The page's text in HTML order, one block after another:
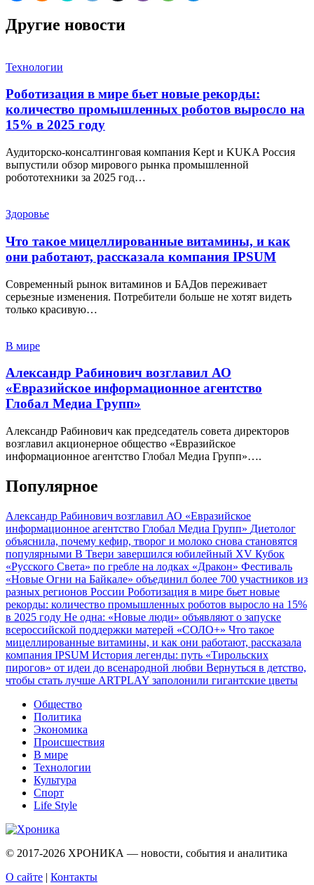
Другие новости
Технологии
Роботизация в мире бьет новые рекорды:
количество промышленных роботов выросло на
15% в 2025 году
Аудиторско-консалтинговая компания Kept и KUKA Россия
выпустили обзор мирового рынка промышленной
робототехники за 2025 год…
Здоровье
Что такое мицеллированные витамины, и как
они работают, рассказала компания IPSUM
Современный рынок витаминов и БАДов переживает
серьезные изменения. Потребители больше не хотят видеть
только красивую…
В мире
Александр Рабинович возглавил АО
«Евразийское информационное агентство
Глобал Медиа Групп»
Александр Рабинович как председатель совета директоров
возглавил акционерное общество «Евразийское
информационное агентство Глобал Медиа Групп»….
Популярное
Александр Рабинович возглавил АО «Евразийское
информационное агентство Глобал Медиа Групп» Диетолог
объяснила, почему кефир, творог и молоко снова становятся
популярными В Твери завершился юбилейный XV Кубок
«Русского Света» по гребле на лодках «Дракон» Фестиваль
«Новые Огни на Байкале» объединил более 700 участников из
разных регионов России Роботизация в мире бьет новые
рекорды: количество промышленных роботов выросло на 15%
в 2025 году Не одна: «Новые люди» объявляют о запуске
всероссийской поддержки матерей «СОЛО+» Что такое
мицеллированные витамины, и как они работают, рассказала
компания IPSUM История легенды: путь «Тирольских
пирогов» от идеи до всенародной любви Вернуться в детство,
чтобы стать лучше ARTPLAY заполонили гигантские цветы
Общество
Политика
Экономика
Происшествия
В мире
Технологии
Культура
Спорт
Life Style
© 2017-2026 ХРОНИКА — новости, события и аналитика
О сайте | Контакты